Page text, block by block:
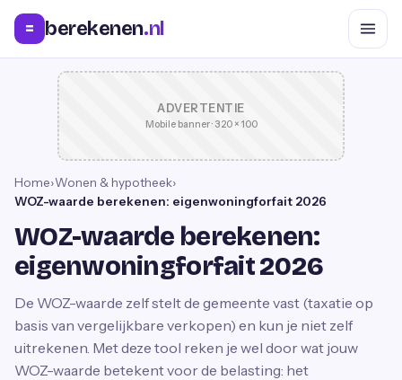
= berekenen.nl
ADVERTENTIE
Mobile banner · 320 × 100
Home›Wonen & hypotheek›
WOZ-waarde berekenen: eigenwoningforfait 2026
WOZ-waarde berekenen:
eigenwoningforfait 2026
De WOZ-waarde zelf stelt de gemeente vast (taxatie op
basis van vergelijkbare verkopen) en kun je niet zelf
uitrekenen. Met deze tool reken je wel door wat jouw
WOZ-waarde betekent voor de belasting: het